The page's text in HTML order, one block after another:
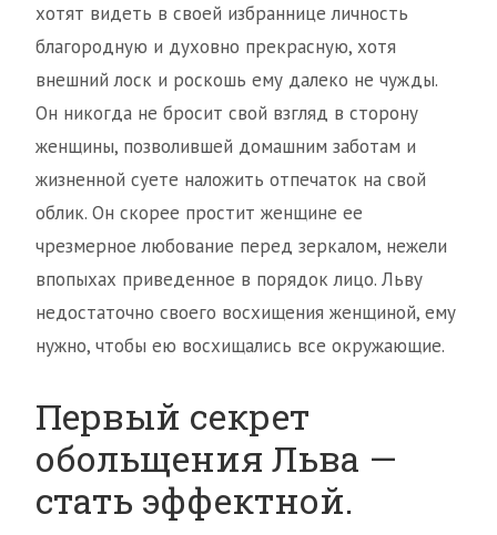
хотят видеть в своей избраннице личность
благородную и духовно прекрасную, хотя
внешний лоск и роскошь ему далеко не чужды.
Он никогда не бросит свой взгляд в сторону
женщины, позволившей домашним заботам и
жизненной суете наложить отпечаток на свой
облик. Он скорее простит женщине ее
чрезмерное любование перед зеркалом, нежели
впопыхах приведенное в порядок лицо. Льву
недостаточно своего восхищения женщиной, ему
нужно, чтобы ею восхищались все окружающие.
Первый секрет
обольщения Льва —
стать эффектной.